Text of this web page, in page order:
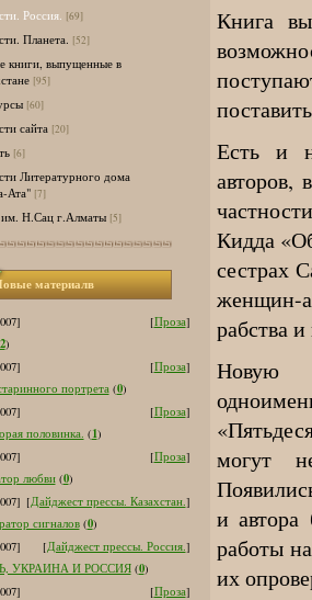
Россия. [69]
Планета. [52]
книги, выпущенные в
[95]
[60]
сайта [20]
[6]
Литературного дома
Ата" [7]
Н.Сац г.Алматы [5]
материалв
[Проза]
2)
[Проза]
портрета (0)
[Проза]
половинка. (1)
[Проза]
любви (0)
[Дайджест прессы. Казахстан.]
сигналов (0)
[Дайджест прессы. Россия.]
УКРАИНА И РОССИЯ (0)
[Проза]
Книга
Есть и
авторов,
Кидда
сестрах
женщин-
рабства
Новую
могут
и автора
работы
их